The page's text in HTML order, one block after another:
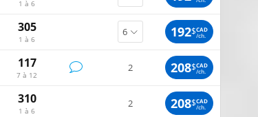
1 à 6
305
1 à 6 192$CAD
/ch.
117
7 à 12
2 208$CAD
/ch.
310
1 à 6
2 208$CAD
/ch.